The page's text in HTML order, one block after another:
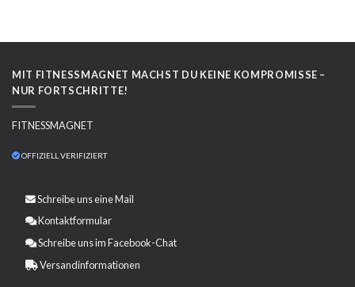
MIT FITNESSMAGNET MACHST DU KEINE KOMPROMISSE –
NUR FORTSCHRITTE!
FITNESSMAGNET
OFFIZIELL VERIFIZIERT
Schreibe uns eineMail
Kontaktformular
Schreibe uns im Facebook-Chat
Versandinformationen